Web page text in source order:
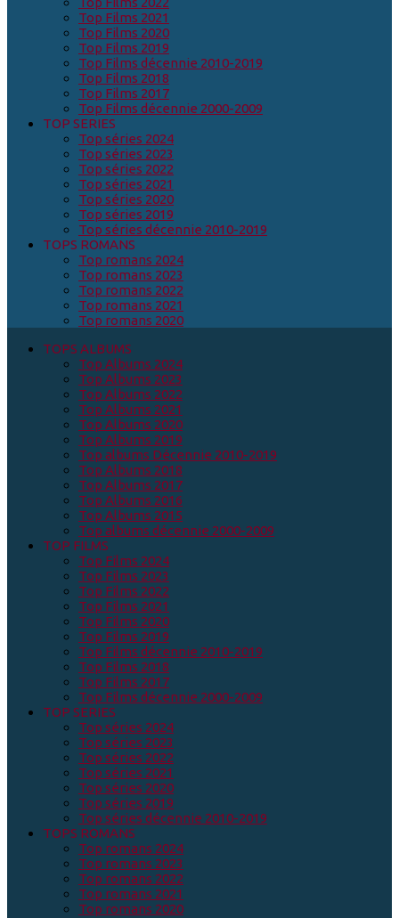
Top Films 2021
Top Films 2020
Top Films 2019
Top Films décennie 2010-2019
Top Films 2018
Top Films 2017
Top Films décennie 2000-2009
TOP SERIES
Top séries 2024
Top séries 2023
Top séries 2022
Top séries 2021
Top séries 2020
Top séries 2019
Top séries décennie 2010-2019
TOPS ROMANS
Top romans 2024
Top romans 2023
Top romans 2022
Top romans 2021
Top romans 2020
TOPS ALBUMS
Top Albums 2024
Top Albums 2023
Top Albums 2022
Top Albums 2021
Top Albums 2020
Top Albums 2019
Top albums Décennie 2010-2019
Top Albums 2018
Top Albums 2017
Top Albums 2016
Top Albums 2015
Top albums décennie 2000-2009
TOP FILMS
Top Films 2024
Top Films 2023
Top Films 2022
Top Films 2021
Top Films 2020
Top Films 2019
Top Films décennie 2010-2019
Top Films 2018
Top Films 2017
Top Films décennie 2000-2009
TOP SERIES
Top séries 2024
Top séries 2023
Top séries 2022
Top séries 2021
Top séries 2020
Top séries 2019
Top séries décennie 2010-2019
TOPS ROMANS
Top romans 2024
Top romans 2023
Top romans 2022
Top romans 2021
Top romans 2020